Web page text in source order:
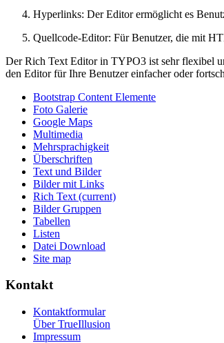
Hyperlinks: Der Editor ermöglicht es
Quellcode-Editor: Für Benutzer, die mit
Der Rich Text Editor in TYPO3 ist sehr flexibel
den Editor für Ihre Benutzer einfacher oder
Bootstrap Content Elemente
Foto Galerie
Google Maps
Multimedia
Mehrsprachigkeit
Überschriften
Text und Bilder
Bilder mit Links
Rich Text (current)
Bilder Gruppen
Tabellen
Listen
Datei Download
Site map
Kontakt
Kontaktformular
Über TrueIllusion
Impressum